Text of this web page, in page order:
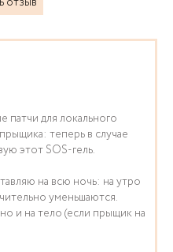
патчи для локального
теперь в случае
этот SOS-гель.
на всю ночь: на утро
уменьшаются.
и на тело (если прыщик на